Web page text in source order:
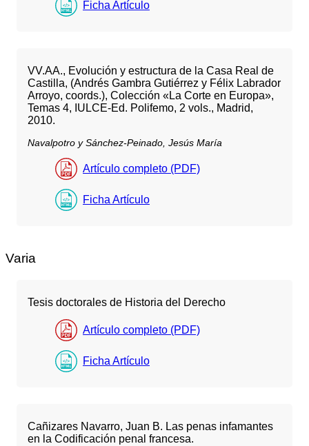
Ficha Artículo
VV.AA., Evolución y estructura de la Casa Real de
Castilla, (Andrés Gambra Gutiérrez y Félix Labrador
Arroyo, coords.), Colección «La Corte en Europa»,
Temas 4, IULCE-Ed. Polifemo, 2 vols., Madrid,
2010.
Navalpotro y Sánchez-Peinado, Jesús María
Artículo completo (PDF)
Ficha Artículo
Varia
Tesis doctorales de Historia del Derecho
Artículo completo (PDF)
Ficha Artículo
Cañizares Navarro, Juan B. Las penas infamantes
en la Codificación penal francesa.